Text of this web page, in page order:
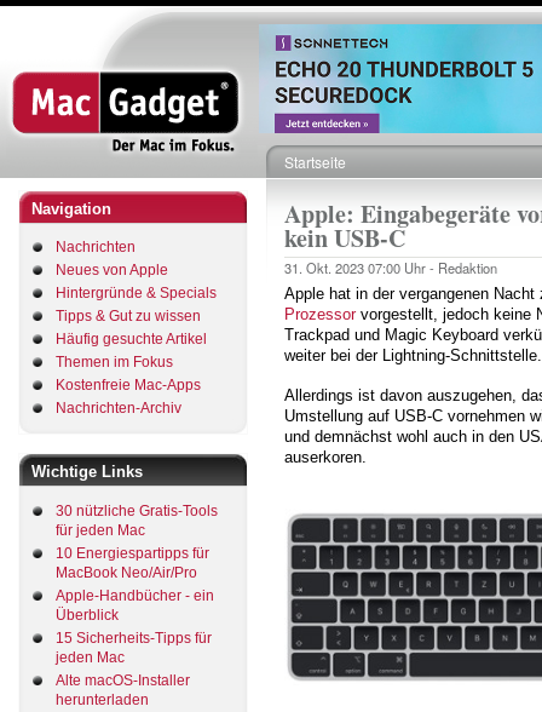
Direkt
zum
Inhalt
Navigation
Nachrichten
Neues von Apple
Hintergründe & Specials
Tipps & Gut zu wissen
Häufig gesuchte Artikel
Themen im Fokus
Kostenfreie Mac-Apps
Nachrichten-Archiv
Wichtige Links
30 nützliche Gratis-Tools
für jeden Mac
10 Energiespartipps für
MacBook Neo/Air/Pro
Apple-Handbücher - ein
Überblick
15 Sicherheits-Tipps für
jeden Mac
Alte macOS-Installer
herunterladen
Pfadnavigation
Startseite
Apple: Eingabegeräte
kein USB-C
31. Okt. 202307:00 Uhr - Redaktion
Apple hat in der vergangenen
Prozessorvorgestellt, jedoch keine
Trackpad und Magic Keyboard
weiter bei der Lightning-Schnittstelle.
Allerdings ist davon auszugehen,
Umstellung auf USB-C vornehmen
und demnächst wohl auch in den
auserkoren.